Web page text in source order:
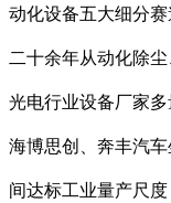
动化设备五大细分
二十余年从动化除
光电行业设备厂家
海博思创、奔丰汽
间达标工业量产尺